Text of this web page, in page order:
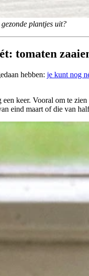
plantjes uit?
tomaten
hebben: je kunt nog
keer. Vooral om te
eind maart of die van